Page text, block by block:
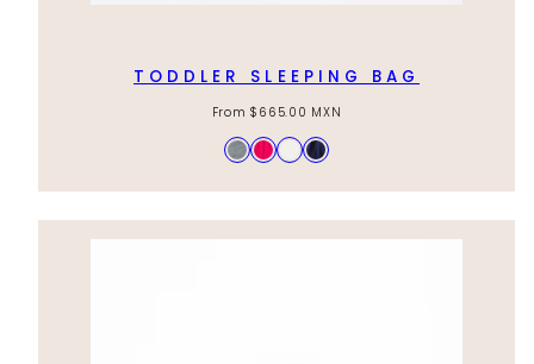
TODDLER SLEEPING BAG
Regular
From$665.00 MXN
Available
in
GrisRosaBlanco
Azul